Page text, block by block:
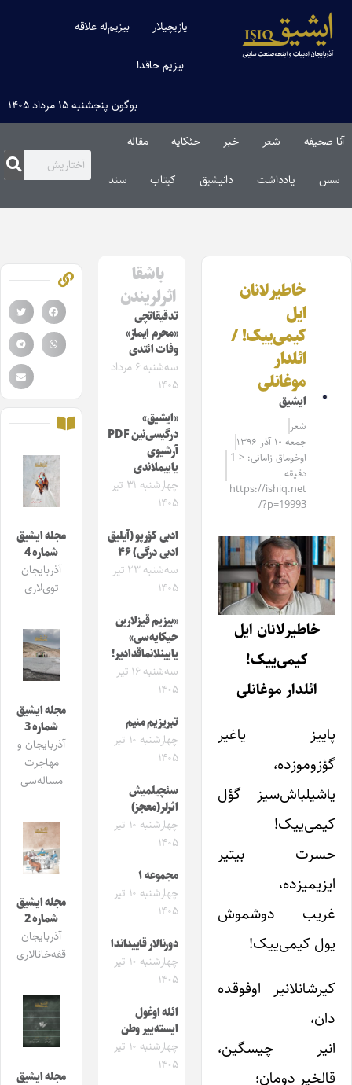
یازیچیلار بیزیم‌له علاقه
بیزیم حاقدا
بوگون پنجشنبه ۱۵ مرداد ۱۴۰۵
آنا صحیفه شعر خبر حئکایه مقاله‌
سس یادداشت دانیشیق کیتاب سند
خاطیرلانان
ایل
کیمی‌ییک! /
ائلدار
موغانلی
ایشیق
شعر
جمعه ۱۰ آذر ۱۳۹۶
اوخوماق زامانی: < 1
دقیقه
https://ishiq.net
/?p=19993
خاطیرلانان ایل
کیمی‌ییک!
ائلدار موغانلی
پاییز یاغیر
گؤزوموزده،
یاشیلباش‌سیز گؤل
کیمی‌ییک!
حسرت بیتیر
ایزیمیزده،
غریب دوشموش
یول کیمی‌ییک!
کیرشانلانیر اوفوقده
دان،
انیر چیسگین،
قالخیر دومان؛
باشقا
اثرلریندن
تدقیقاتچی
«محرم ایماز»
وفات ائتدی
سه‌شنبه ۶ مرداد
۱۴۰۵
«ایشیق»
درگیسی‌نین PDF
آرشیوی
یاییملاندی
چهارشنبه ۳۱ تیر
۱۴۰۵
ادبی کؤرپو (آیلیق
ادبی درگی) ۴۶
سه‌شنبه ۲۳ تیر
۱۴۰۵
«بیزیم قیزلارین
حیکایه‌سی»
یایینلانماقدادیر!
سه‌شنبه ۱۶ تیر
۱۴۰۵
تبریزیم منیم
چهارشنبه ۱۰ تیر
۱۴۰۵
سئچیلمیش
اثرلر(معجز)
چهارشنبه ۱۰ تیر
۱۴۰۵
مجموعه ۱
چهارشنبه ۱۰ تیر
۱۴۰۵
دورنالار قاییداندا
چهارشنبه ۱۰ تیر
۱۴۰۵
ائله اوغول
ایسته‌ییر وطن
چهارشنبه ۱۰ تیر
۱۴۰۵
مجله ایشیق
شماره 4
آذربایجان
توی‌لاری
مجله ایشیق
شماره 3
آذربایجان و
مهاجرت
مساله‌سی
مجله ایشیق
شماره 2
آذربایجان
قفه‌خانالاری
مجله ایشیق